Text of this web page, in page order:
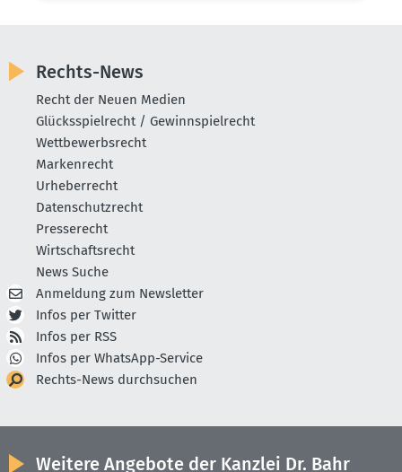
Rechts-News
Recht der Neuen Medien
Glücksspielrecht / Gewinnspielrecht
Wettbewerbsrecht
Markenrecht
Urheberrecht
Datenschutzrecht
Presserecht
Wirtschaftsrecht
News Suche
Anmeldung zum Newsletter
Infos per Twitter
Infos per RSS
Infos per WhatsApp-Service
Rechts-News durchsuchen
Weitere Angebote der Kanzlei Dr. Bahr